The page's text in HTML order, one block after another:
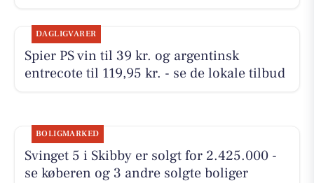
DAGLIGVARER
Spier PS vin til 39 kr. og argentinsk
entrecote til 119,95 kr. - se de lokale tilbud
BOLIGMARKED
Svinget 5 i Skibby er solgt for 2.425.000 -
se køberen og 3 andre solgte boliger